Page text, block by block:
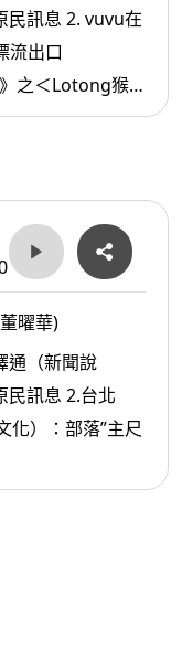
2. vuvu在
流出口
之＜Lotong猴
活資訊）：旅遊
曜華)
通（新聞說
2.台北
化）：部落”主尺